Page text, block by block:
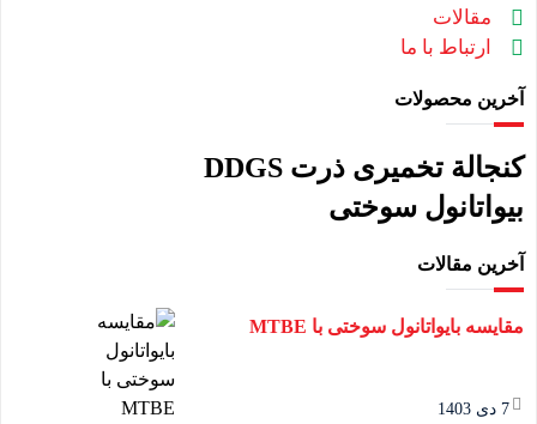
مقالات
ارتباط با ما
آخرین محصولات
کنجالة تخمیری ذرت DDGS
بیواتانول سوختی
آخرین مقالات
مقایسه بایواتانول سوختی با MTBE
7 دی 1403